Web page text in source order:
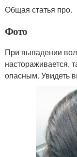
Общая статья про.
Фото
При выпадении
настораживается,
опасным. Увидеть